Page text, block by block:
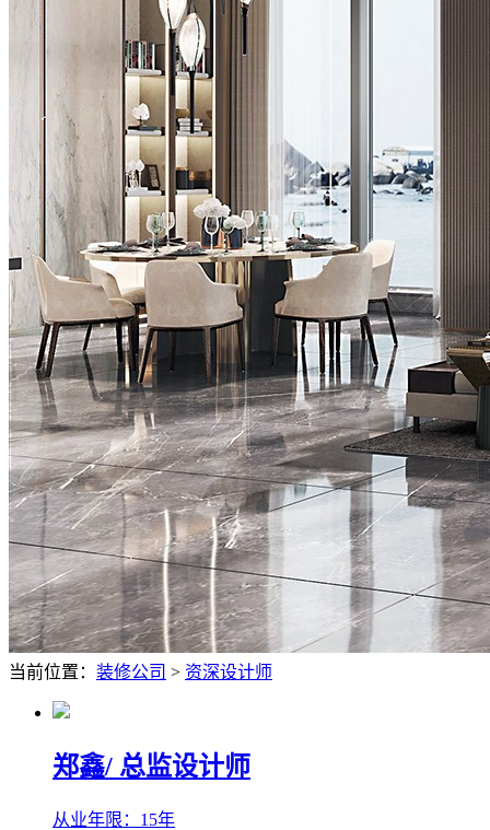
当前位置： 装修公司 > 资深设计师
郑鑫/ 总监设计师
从业年限：15年